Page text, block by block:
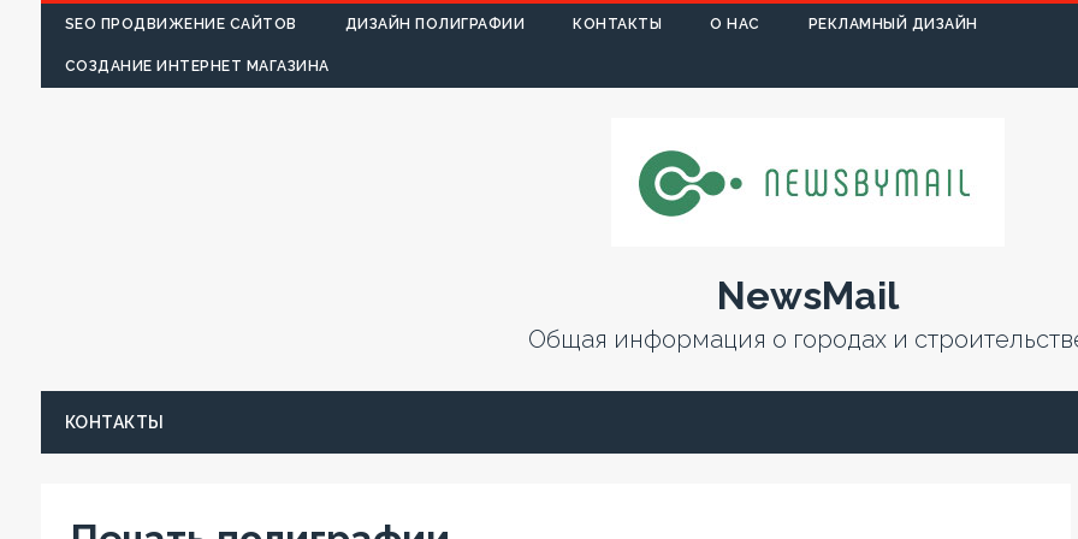
SEO ПРОДВИЖЕНИЕ САЙТОВ ДИЗАЙН ПОЛИГРАФИИ КОНТАКТЫ О НАС РЕКЛАМНЫЙ ДИЗАЙН
СОЗДАНИЕ ИНТЕРНЕТ МАГАЗИНА
NewsMail
Общая информация о городах и
КОНТАКТЫ